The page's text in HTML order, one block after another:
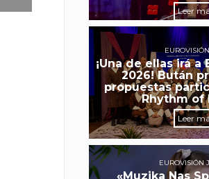
Leer
¡Una de ellas irá a
2026! Bután
propuestas
Rhythm of
Leer
EUROVISIÓN
«Muzika Nas